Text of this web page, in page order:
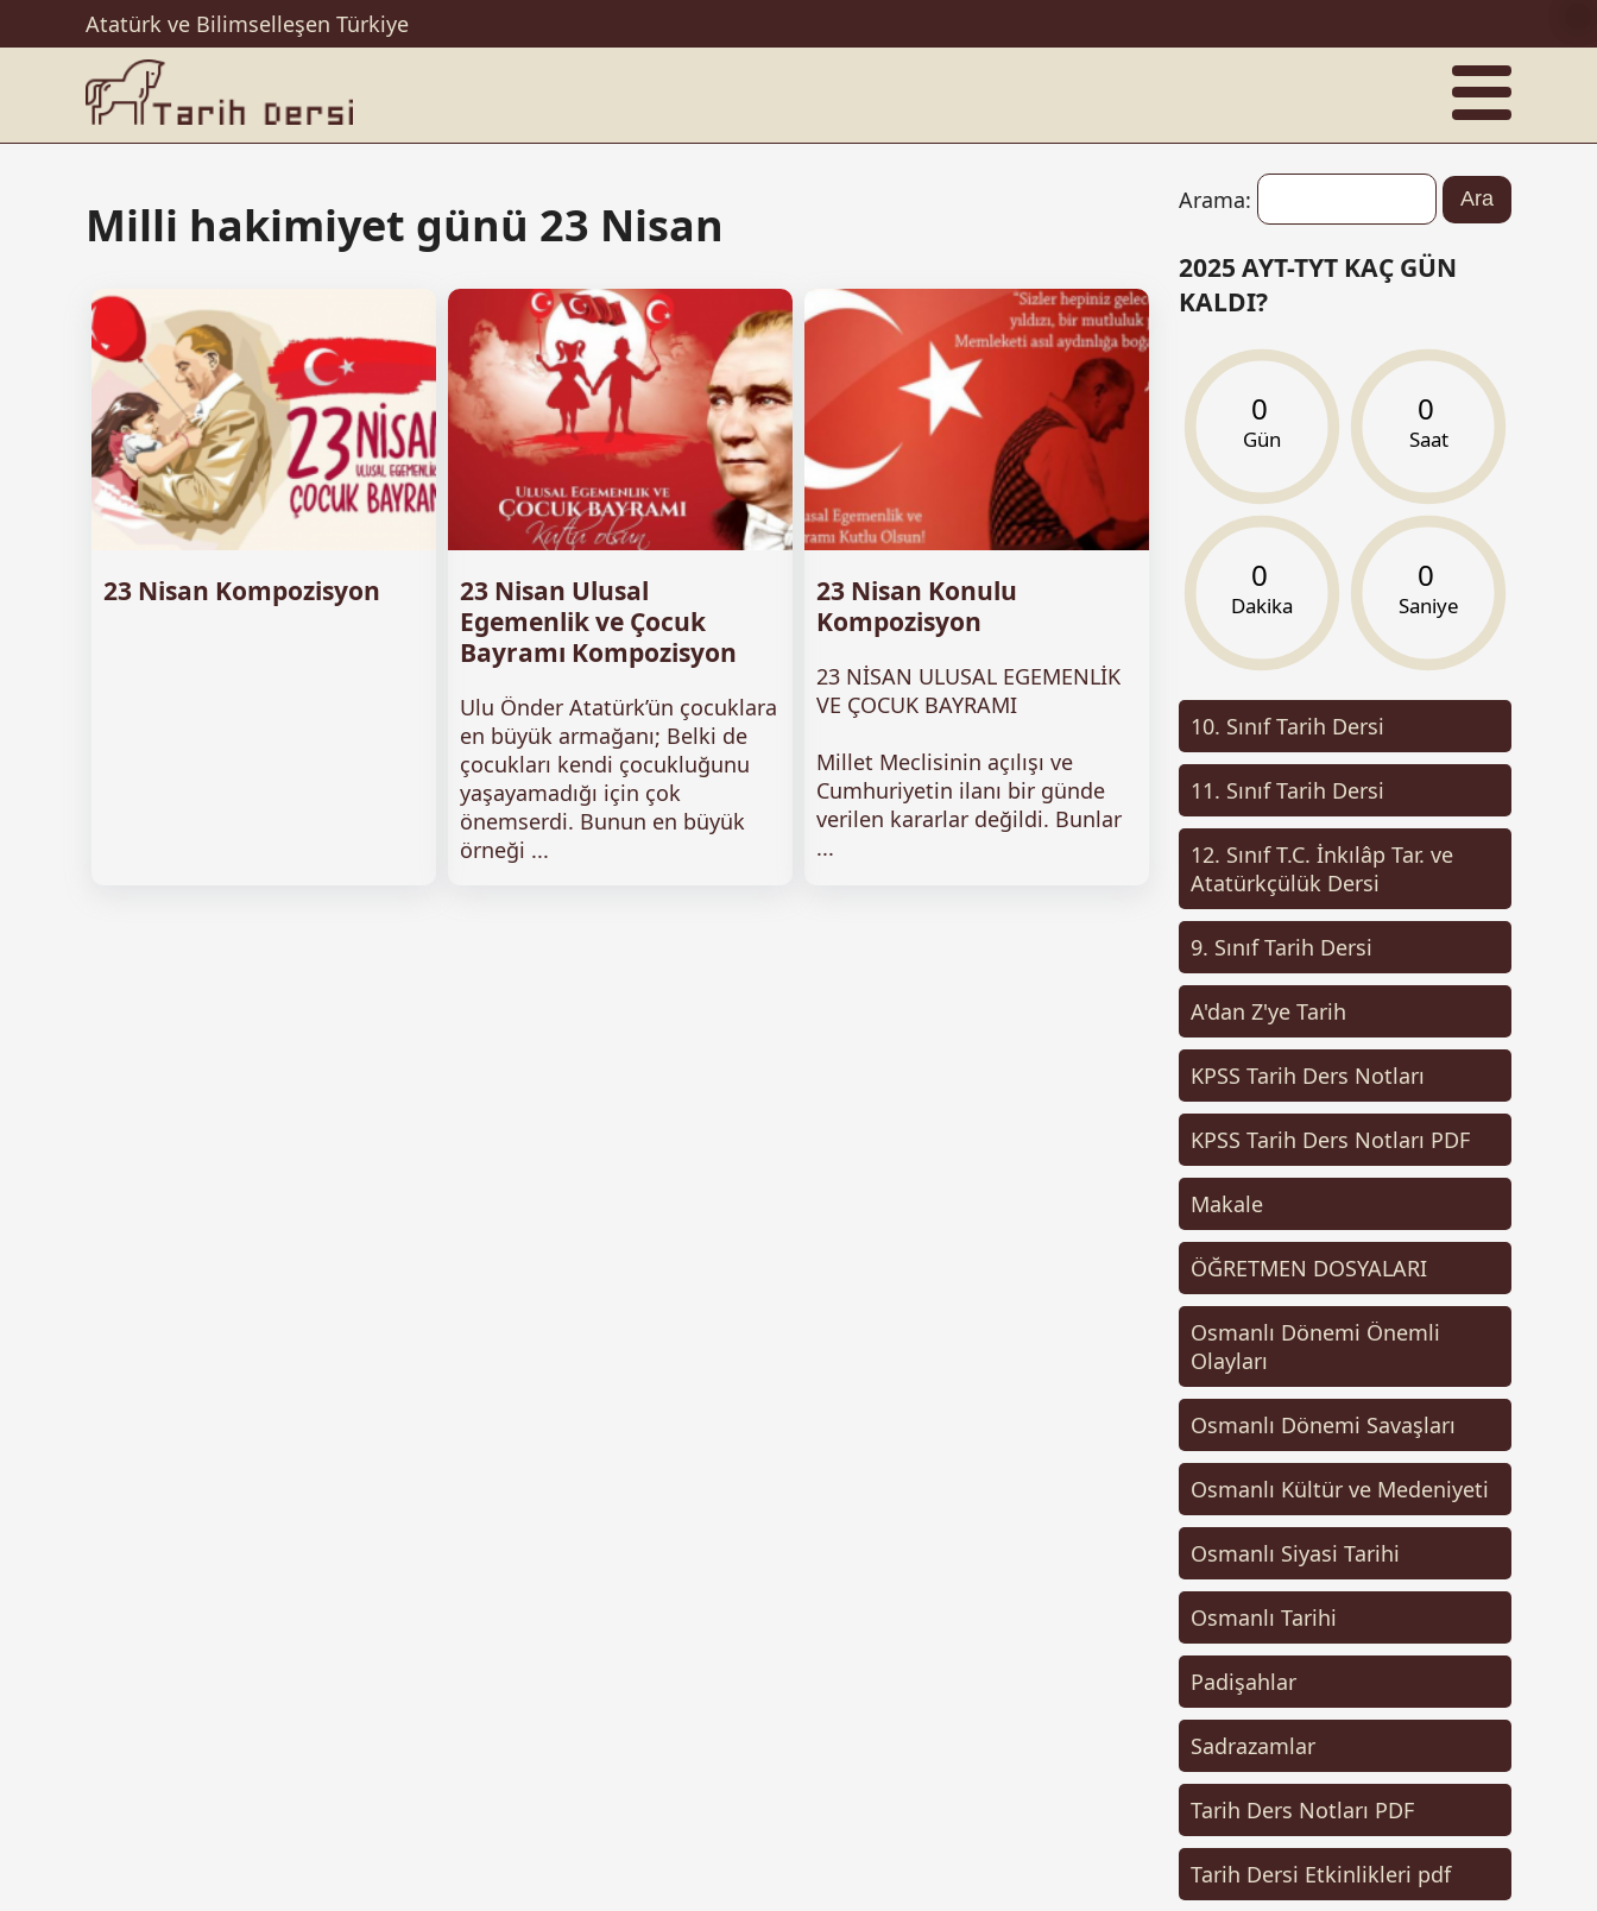
Atatürk ve Bilimselleşen Türkiye
Milli hakimiyet günü 23 Nisan
23 Nisan Kompozisyon
23 Nisan Ulusal
Egemenlik ve Çocuk
Bayramı Kompozisyon
Ulu Önder Atatürk’ün çocuklara
en büyük armağanı; Belki de
çocukları kendi çocukluğunu
yaşayamadığı için çok
önemserdi. Bunun en büyük
örneği ...
23 Nisan Konulu
Kompozisyon
23 NİSAN ULUSAL EGEMENLİK
VE ÇOCUK BAYRAMI
Millet Meclisinin açılışı ve
Cumhuriyetin ilanı bir günde
verilen kararlar değildi. Bunlar
...
Arama:
2025 AYT-TYT KAÇ GÜN
KALDI?
0
Gün
0
Saat
0
Dakika
0
Saniye
10. Sınıf Tarih Dersi
11. Sınıf Tarih Dersi
12. Sınıf T.C. İnkılâp Tar. ve
Atatürkçülük Dersi
9. Sınıf Tarih Dersi
A'dan Z'ye Tarih
KPSS Tarih Ders Notları
KPSS Tarih Ders Notları PDF
Makale
ÖĞRETMEN DOSYALARI
Osmanlı Dönemi Önemli
Olayları
Osmanlı Dönemi Savaşları
Osmanlı Kültür ve Medeniyeti
Osmanlı Siyasi Tarihi
Osmanlı Tarihi
Padişahlar
Sadrazamlar
Tarih Ders Notları PDF
Tarih Dersi Etkinlikleri pdf